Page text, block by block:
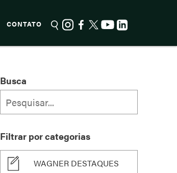
CONTATO
Busca
Filtrar por categorias
WAGNER DESTAQUES